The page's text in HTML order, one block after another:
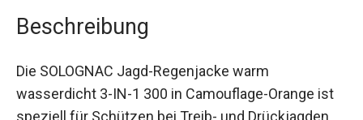
Beschreibung
wasserdicht 3-IN-1 300 in Camouflage-Orange ist
speziell für Schützen bei Treib- und Drückjagden